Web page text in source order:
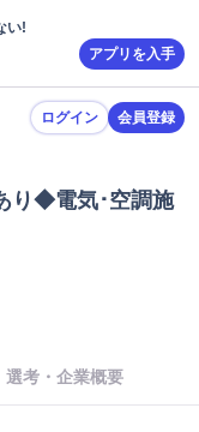
い!
アプリを入手
ログイン 会員登録
り◆電気･空調施
選考・企業概要